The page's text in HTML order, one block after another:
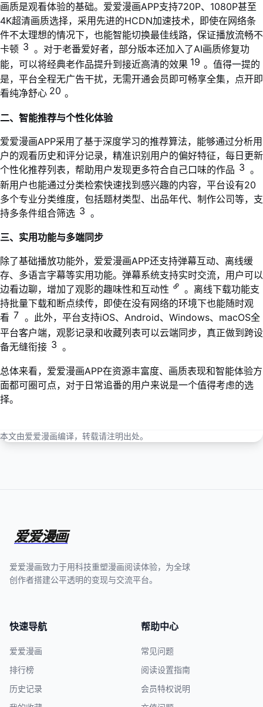
画质是观看体验的基础。爱爱漫画APP支持720P、1080P甚至
4K超清画质选择，采用先进的HCDN加速技术，即使在网络条
件不太理想的情况下，也能智能切换最佳线路，保证播放流畅不
卡顿 3 。对于老番爱好者，部分版本还加入了AI画质修复功
能，可以将经典老作品提升到接近高清的效果 19 。值得一提的
是，平台全程无广告干扰，无需开通会员即可畅享全集，点开即
看纯净舒心 20 。
二、智能推荐与个性化体验
爱爱漫画APP采用了基于深度学习的推荐算法，能够通过分析用
户的观看历史和评分记录，精准识别用户的偏好特征，每日更新
个性化推荐列表，帮助用户发现更多符合自己口味的作品 3 。
新用户也能通过分类检索快速找到感兴趣的内容，平台设有20
多个专业分类维度，包括题材类型、出品年代、制作公司等，支
持多条件组合筛选 3 。
三、实用功能与多端同步
除了基础播放功能外，爱爱漫画APP还支持弹幕互动、离线缓
存、多语言字幕等实用功能。弹幕系统支持实时交流，用户可以
边看边聊，增加了观影的趣味性和互动性
。离线下载功能支
持批量下载和断点续传，即使在没有网络的环境下也能随时观
看 7 。此外，平台支持iOS、Android、Windows、macOS全
平台客户端，观影记录和收藏列表可以云端同步，真正做到跨设
备无缝衔接 3 。
总体来看，爱爱漫画APP在资源丰富度、画质表现和智能体验方
面都可圈可点，对于日常追番的用户来说是一个值得考虑的选
择。
本文由爱爱漫画编译，转载请注明出处。
爱爱漫画
爱爱漫画致力于用科技重塑漫画阅读体验，为全球
创作者搭建公平透明的变现与交流平台。
快速导航
爱爱漫画
排行榜
历史记录
帮助中心
常见问题
阅读设置指南
会员特权说明